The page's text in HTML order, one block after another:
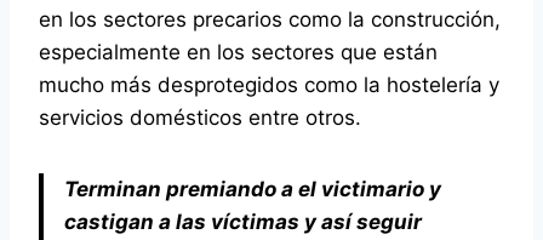
en los sectores precarios como la construcción,
especialmente en los sectores que están
mucho más desprotegidos como la hostelería y
servicios domésticos entre otros.
Terminan premiando a el victimario y
castigan a las víctimas y así seguir